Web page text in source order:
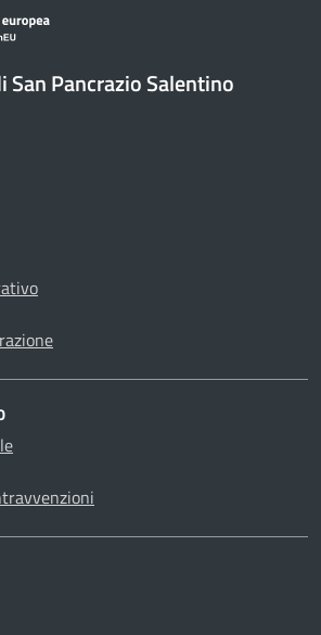
San Pancrazio Salentino